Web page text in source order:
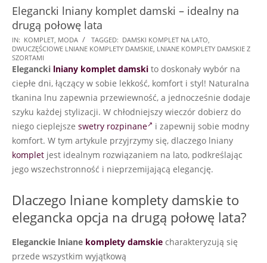
Elegancki lniany komplet damski – idealny na
drugą połowę lata
2024-
08-
12
IN: KOMPLET, MODA TAGGED: DAMSKI KOMPLET NA LATO,
DWUCZĘŚCIOWE LNIANE KOMPLETY DAMSKIE, LNIANE KOMPLETY DAMSKIE Z
SZORTAMI
Elegancki lniany komplet damski to doskonały wybór na
ciepłe dni, łączący w sobie lekkość, komfort i styl! Naturalna
tkanina lnu zapewnia przewiewność, a jednocześnie dodaje
szyku każdej stylizacji. W chłodniejszy wieczór dobierz do
niego cieplejsze swetry rozpinane
i zapewnij sobie modny
komfort. W tym artykule przyjrzymy się, dlaczego lniany
komplet jest idealnym rozwiązaniem na lato, podkreślając
jego wszechstronność i nieprzemijającą elegancję.
Dlaczego lniane komplety damskie to
elegancka opcja na drugą połowę lata?
Eleganckie lniane komplety damskie charakteryzują się
przede wszystkim wyjątkową